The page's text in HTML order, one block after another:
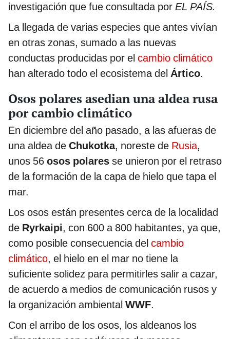
investigación que fue consultada por EL PAÍS.
La llegada de varias especies que antes vivían
en otras zonas, sumado a las nuevas
conductas producidas por el cambio climático
han alterado todo el ecosistema del Ártico.
Osos polares asedian una aldea rusa
por cambio climático
En diciembre del año pasado, a las afueras de
una aldea de Chukotka, noreste de Rusia,
unos 56 osos polares se unieron por el retraso
de la formación de la capa de hielo que tapa el
mar.
Los osos están presentes cerca de la localidad
de Ryrkaipi, con 600 a 800 habitantes, ya que,
como posible consecuencia del cambio
climático, el hielo en el mar no tiene la
suficiente solidez para permitirles salir a cazar,
de acuerdo a medios de comunicación rusos y
la organización ambiental WWF.
Con el arribo de los osos, los aldeanos los